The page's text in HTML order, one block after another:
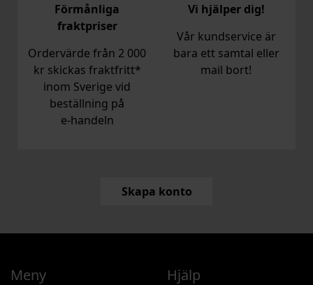
Förmånliga
fraktpriser
Ordervärde från 2 000
kr skickas fraktfritt*
inom Sverige vid
beställning på
e‑handeln
Vi hjälper dig!
Vår kundservice är
bara ett samtal eller
mail bort!
Skapa konto
Meny Hjälp